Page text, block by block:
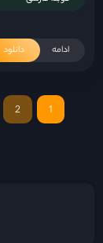
ادامه دانلود
1
2
«فرزندان بشر»؛